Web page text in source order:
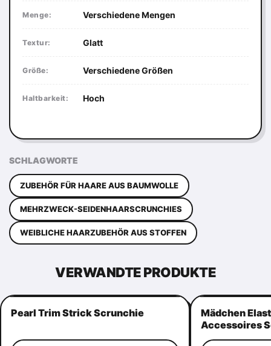
Menge: Verschiedene Mengen
Textur: Glatt
Größe: Verschiedene Größen
Haltbarkeit: Hoch
SCHLAGWORTE
ZUBEHÖR FÜR HAARE AUS BAUMWOLLE
MEHRZWECK-SEIDENHAARSCRUNCHIES
WEIBLICHE HAARZUBEHÖR AUS STOFFEN
VERWANDTE PRODUKTE
Pearl Trim Strick Scrunchie
Mädchen
Accessoires
Perlen